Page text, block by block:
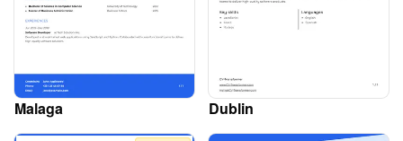
Malaga
Dublin